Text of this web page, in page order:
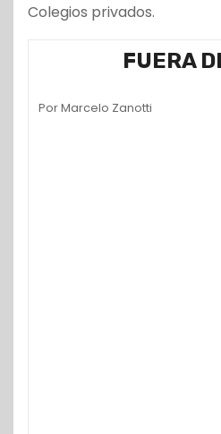
Colegios privados.
FUERA
Por Marcelo Zanotti